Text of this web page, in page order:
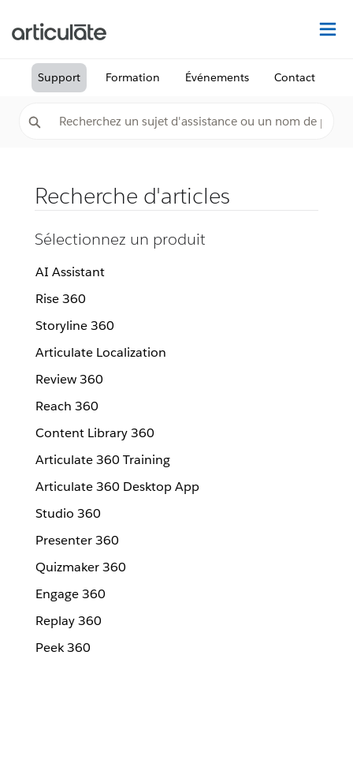
Support Formation Événements Contact
Recherche d'articles
Sélectionnez un produit
AI Assistant
Rise 360
Storyline 360
Articulate Localization
Review 360
Reach 360
Content Library 360
Articulate 360 Training
Articulate 360 Desktop App
Studio 360
Presenter 360
Quizmaker 360
Engage 360
Replay 360
Peek 360